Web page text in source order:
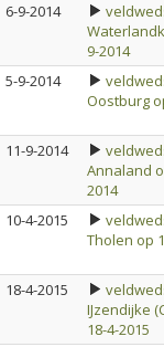
6-9-2014
9-2014
5-9-2014
Oostburg
11-9-2014
Annaland
2014
10-4-2015
Tholen op
18-4-2015
IJzendijke
18-4-2015